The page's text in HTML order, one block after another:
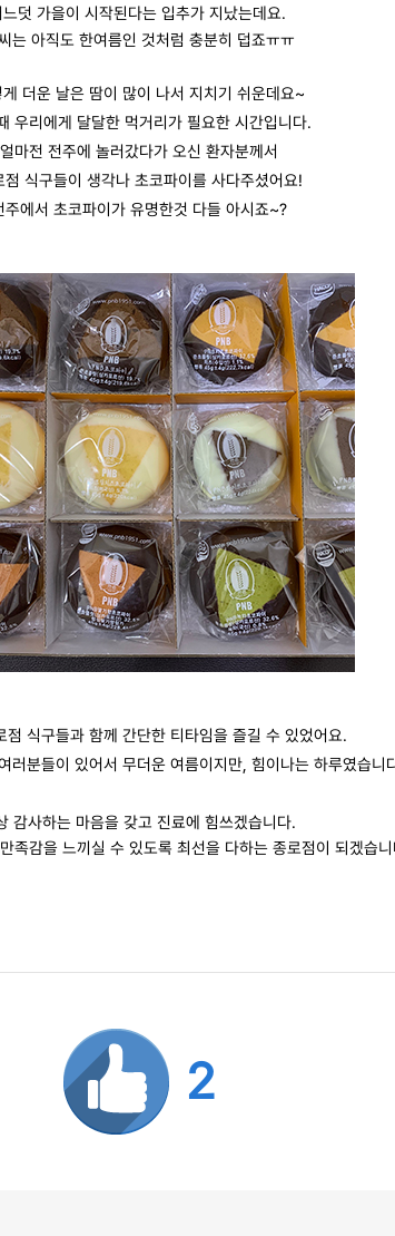
느덧 가을이 시작된다는 입추가 지났는데요.
는 아직도 한여름인 것처럼 충분히 덥죠ㅠㅠ
게 더운 날은 땀이 많이 나서 지치기 쉬운데요~
우리에게 달달한 먹거리가 필요한 시간입니다.
얼마전 전주에 놀러갔다가 오신 환자분께서
점 식구들이 생각나 초코파이를 사다주셨어요!
주에서 초코파이가 유명한것 다들 아시죠~?
점 식구들과 함께 간단한 티타임을 즐길 수 있었어요.
러분들이 있어서 무더운 여름이지만, 힘이나는 하루였습니
감사하는 마음을 갖고 진료에 힘쓰겠습니다.
족감을 느끼실 수 있도록 최선을 다하는 종로점이 되겠습
2